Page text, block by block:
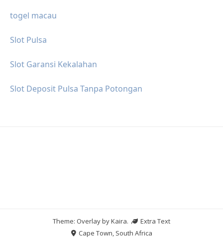
togel macau
Slot Pulsa
Slot Garansi Kekalahan
Slot Deposit Pulsa Tanpa Potongan
Theme: Overlay byKaira.
Extra Text
Cape Town, South Africa